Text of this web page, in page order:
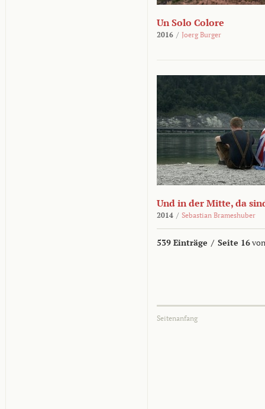
Un Solo Colore
2016 / Joerg Burger
Und in der Mitte, da
2014 / Sebastian Brameshuber
539 Einträge / Seite 16
Seitenanfang